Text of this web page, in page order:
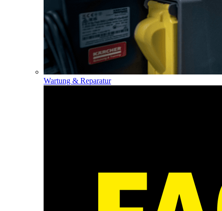
Wartung & Reparatur